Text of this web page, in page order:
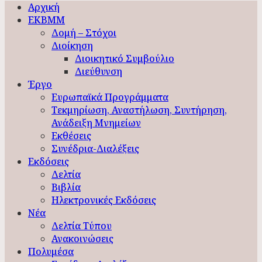
Αρχική
ΕΚΒΜΜ
Δομή – Στόχοι
Διοίκηση
Διοικητικό Συμβούλιο
Διεύθυνση
Έργο
Ευρωπαϊκά Προγράμματα
Τεκμηρίωση, Αναστήλωση, Συντήρηση,
Ανάδειξη Μνημείων
Εκθέσεις
Συνέδρια-Διαλέξεις
Εκδόσεις
Δελτία
Βιβλία
Ηλεκτρονικές Εκδόσεις
Νέα
Δελτία Τύπου
Ανακοινώσεις
Πολυμέσα